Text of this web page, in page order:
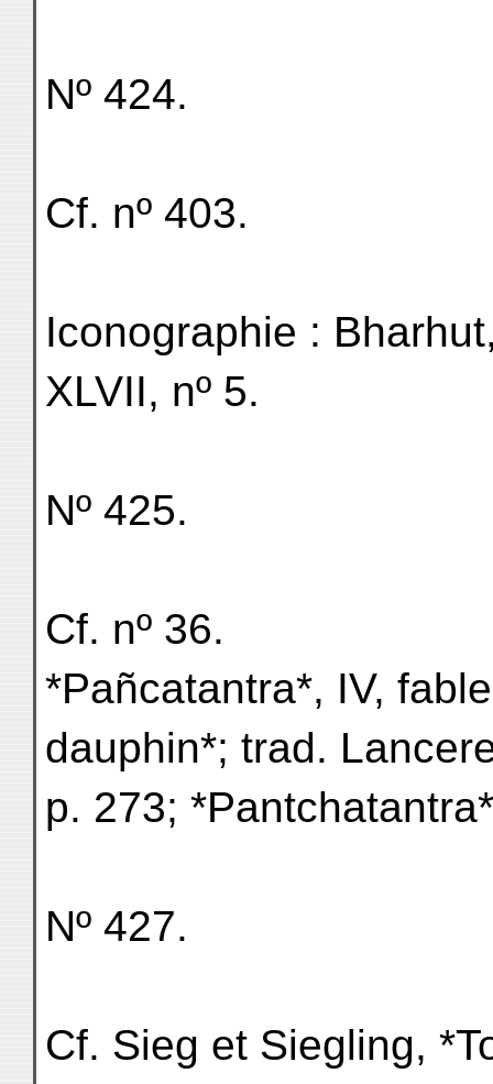
Nº 424.
Cf. nº 403.
Iconographie :
XLVII, nº 5.
Nº 425.
Cf. nº 36.
*Pañcatantra*, IV,
dauphin*; trad.
p. 273;
Nº 427.
Cf. Sieg et Siegling,